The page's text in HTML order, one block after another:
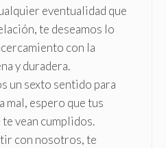
eventualidad que
te deseamos lo
con la
y duradera.
un sexto sentido para
mal, espero que tus
vean cumplidos.
con nosotros, te